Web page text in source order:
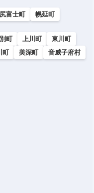
富士町 幌延町
町 上川町
東川町
町 美深町
音威子府村